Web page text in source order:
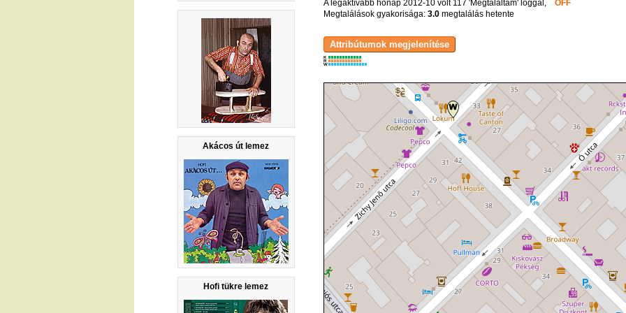
Akácos út lemez
Hofi tükre lemez
A legaktívabb hónap 2012-10 volt 117 'Megtaláltam' loggal, OFF
Megtalálások gyakorisága: 3.0megtalálás hetente
K
R
W